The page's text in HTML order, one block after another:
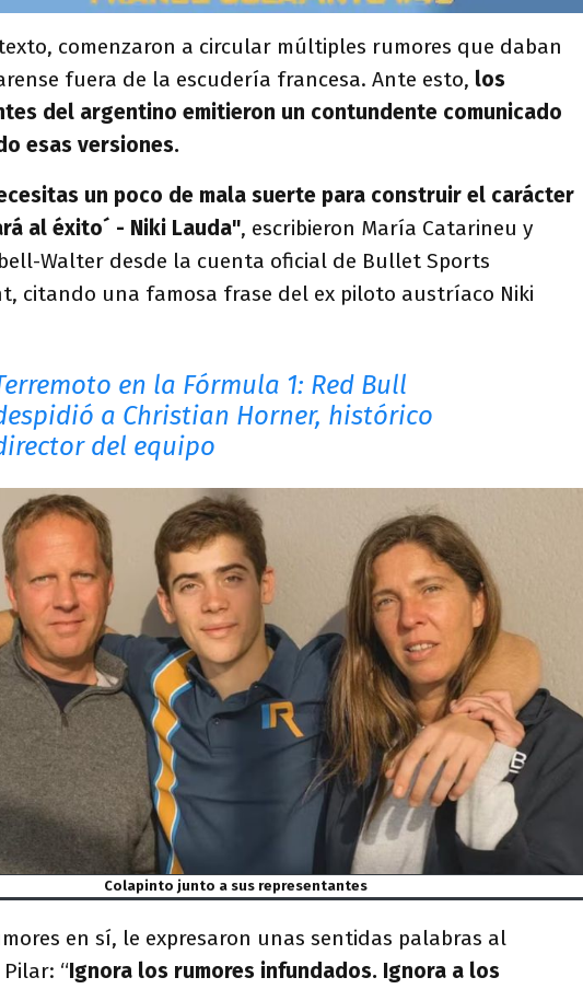
comenzaron a circular múltiples rumores que daban
fuera de la escudería francesa. Ante esto, los
del argentino emitieron un contundente comunicado
esas versiones.
un poco de mala suerte para construir el carácter
al éxito´ - Niki Lauda", escribieron María Catarineu y
Walter desde la cuenta oficial de Bullet Sports
citando una famosa frase del ex piloto austríaco Niki
en la Fórmula 1: Red Bull
a Christian Horner, histórico
del equipo
Colapinto junto a sus representantes
en sí, le expresaron unas sentidas palabras al
“Ignora los rumores infundados. Ignora a los